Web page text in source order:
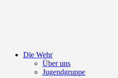
Die Wehr
Über uns
Jugendgruppe